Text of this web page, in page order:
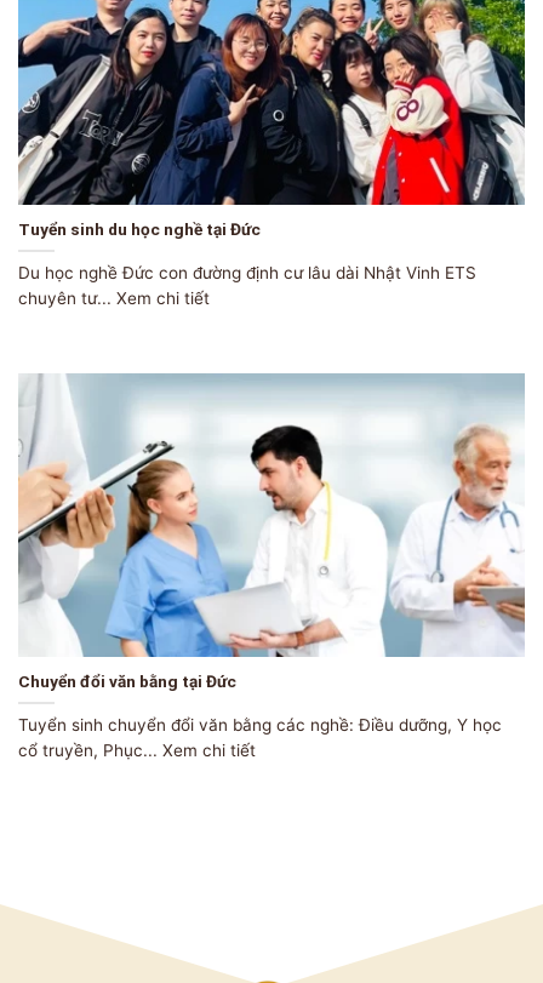
Tuyển sinh du học nghề tại Đức
Du học nghề Đức con đường định cư lâu dài Nhật Vinh ETS
chuyên tư... Xem chi tiết
Chuyển đổi văn bằng tại Đức
Tuyển sinh chuyển đổi văn bằng các nghề: Điều dưỡng, Y học
cổ truyền, Phục... Xem chi tiết